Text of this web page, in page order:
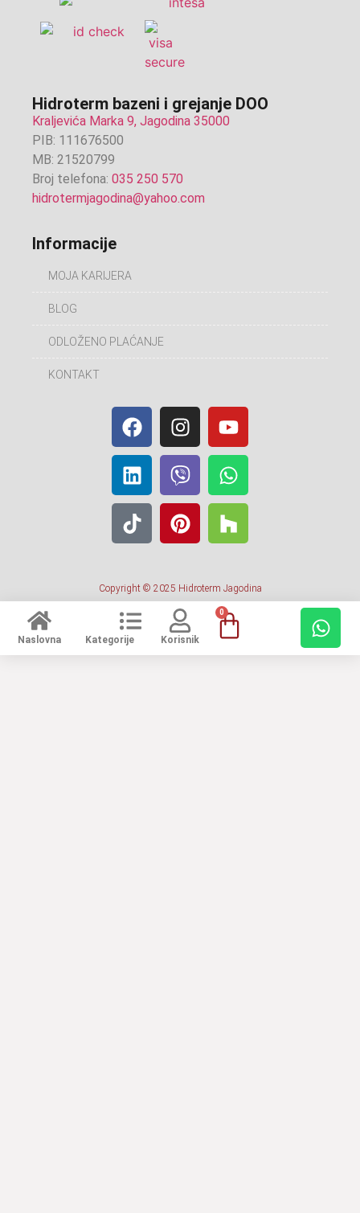
Hidroterm bazeni i grejanje DOO
Kraljevića Marka 9, Jagodina 35000
PIB: 111676500
MB: 21520799
Broj telefona: 035 250 570
hidrotermjagodina@yahoo.com
Informacije
MOJA KARIJERA
BLOG
ODLOŽENO PLAĆANJE
KONTAKT
Copyright © 2025 Hidroterm Jagodina
Naslovna Kategorije Korisnik
0